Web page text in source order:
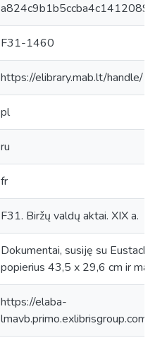
F31-1460
https://elibrary.mab.lt/handle/
pl
ru
fr
F31. Biržų valdų aktai. XIX a.
Dokumentai, susiję su
popierius 43,5 x 29,6 cm ir
https://elaba-